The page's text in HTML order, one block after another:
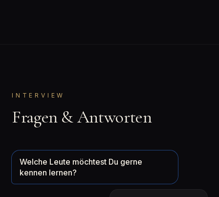
INTERVIEW
Fragen & Antworten
Welche Leute möchtest Du gerne
kennen lernen?